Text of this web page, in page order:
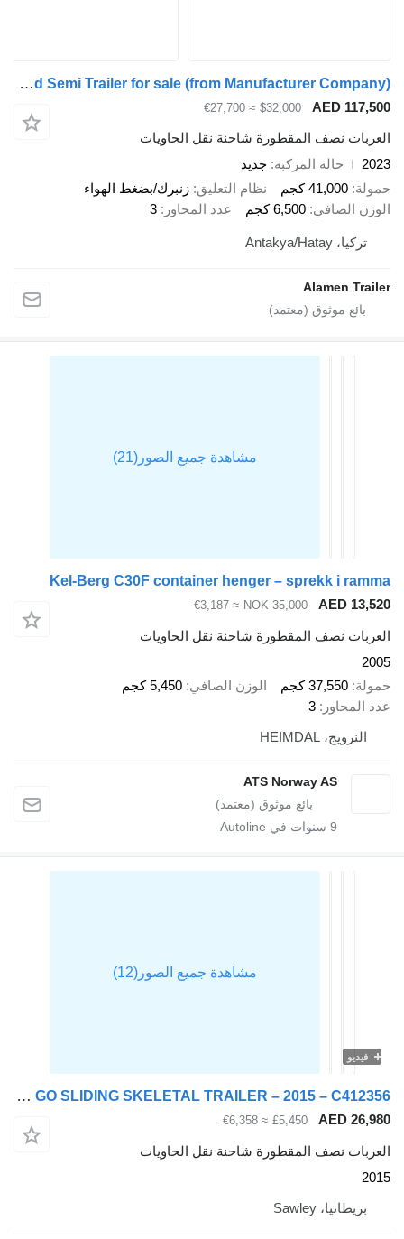
Alamen Trailer Flatbed Semi Trailer for sale (from Manufacturer Company)
AED
$32,000
≈ €27,700
نصف المقطورة شاحنة نقل الحاويات
حالة المركبة جديد
41,000 كجم نظام التعليق زنبرك/بضغط الهواء
الصافي 6,500 كجم عدد المحاور 3
تركيا، Antakya/Hatay
Alamen
Kel-Berg C30F container henger – sprekk i
AED
NOK 35,000
≈ €3,187
نصف المقطورة شاحنة نقل الحاويات
37,550 كجم الوزن الصافي 5,450 كجم
المحاور 3
النرويج، HEIMDAL
ATS Norway AS
سنوات في Autoline
فيديو
Dennison LOCK AND GO SLIDING SKELETAL TRAILER – 2015 – C412356
AED
£5,450
≈ €6,358
نصف المقطورة شاحنة نقل الحاويات
بريطانيا، Sawley